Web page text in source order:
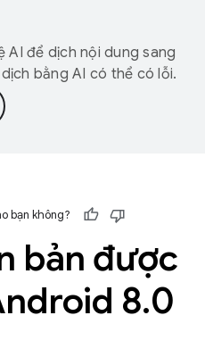
AI để dịch nội dung sang
bằng AI có thể có lỗi.
bạn không?
bản được
8.0